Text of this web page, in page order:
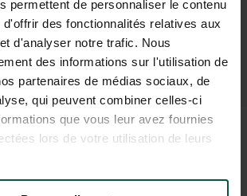
permettent de personnaliser le contenu
des fonctionnalités relatives aux
d'analyser notre trafic. Nous
des informations sur l'utilisation de
partenaires de médias sociaux, de
qui peuvent combiner celles-ci
que vous leur avez fournies
lors de votre utilisation de leurs